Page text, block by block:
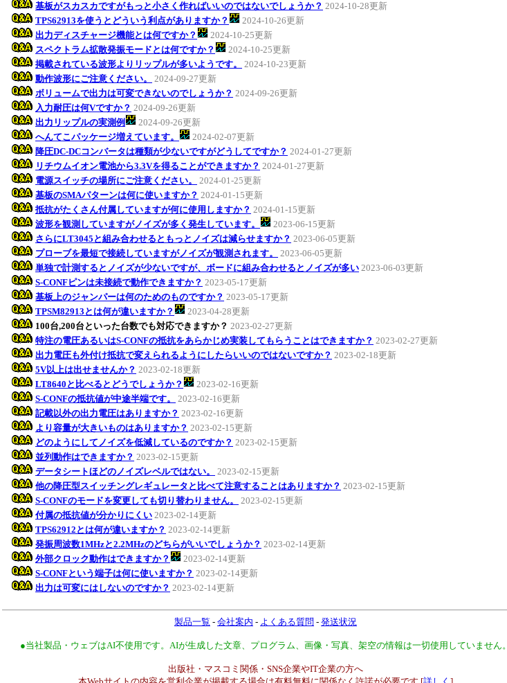
基板がスカスカですがもっと小さく作ればいいのではないでしょうか？ 2024-10-28更新
TPS62913を使うとどういう利点がありますか？
2024-10-26更新
出力ディスチャージ機能とは何ですか？
2024-10-25更新
スペクトラム拡散発振モードとは何ですか？
2024-10-25更新
掲載されている波形よりリップルが多いようです。
2024-10-23更新
動作波形にご注意ください。
2024-09-27更新
ボリュームで出力は可変できないのでしょうか？ 2024-09-26更新
入力耐圧は何Vですか？ 2024-09-26更新
出力リップルの実測例
2024-09-26更新
へんてこパッケージ増えています。
2024-02-07更新
降圧DC-DCコンバータは種類が少ないですがどうしてですか？ 2024-01-27更新
リチウムイオン電池から3.3Vを得ることができますか？ 2024-01-27更新
電源スイッチの場所にご注意ください。
2024-01-25更新
基板のSMAパターンは何に使いますか？ 2024-01-15更新
抵抗がたくさん付属していますが何に使用しますか？ 2024-01-15更新
波形を観測していますがノイズが多く発生しています。
2023-06-15更新
さらにLT3045と組み合わせるともっとノイズは減らせますか？ 2023-06-05更新
プローブを最短で接続していますがノイズが観測されます。
2023-06-05更新
単独で計測するとノイズが少ないですが、ボードに組み合わせるとノイズが多い 2023-06-03更新
S-CONFピンは未接続で動作できますか？ 2023-05-17更新
基板上のジャンパーは何のためのものですか？ 2023-05-17更新
TPSM82913とは何が違いますか？
2023-04-28更新
100台,200台といった台数でも対応できますか？ 2023-02-27更新
特注の電圧あるいはS-CONFの抵抗をあらかじめ実装してもらうことはできますか？ 2023-02-27更新
出力電圧も外付け抵抗で変えられるようにしたらいいのではないですか？ 2023-02-18更新
5V以上は出せませんか？ 2023-02-18更新
LT8640と比べるとどうでしょうか？
2023-02-16更新
S-CONFの抵抗値が中途半端です。
2023-02-16更新
記載以外の出力電圧はありますか？ 2023-02-16更新
より容量が大きいものはありますか？ 2023-02-15更新
どのようにしてノイズを低減しているのですか？ 2023-02-15更新
並列動作はできますか？ 2023-02-15更新
データシートほどのノイズレベルではない。
2023-02-15更新
他の降圧型スイッチングレギュレータと比べて注意することはありますか？ 2023-02-15更新
S-CONFのモードを変更しても切り替わりません。
2023-02-15更新
付属の抵抗値が分かりにくい 2023-02-14更新
TPS62912とは何が違いますか？ 2023-02-14更新
発振周波数1MHzと2.2MHzのどちらがいいでしょうか？ 2023-02-14更新
外部クロック動作はできますか？
2023-02-14更新
S-CONFという端子は何に使いますか？ 2023-02-14更新
出力は可変にはしないのですか？ 2023-02-14更新
製品一覧 - 会社案内 - よくある質問 - 発送状況
●当社製品・ウェブはAI不使用です。AIが生成した文章、プログラム、画像・写真、架空の情報は一切使用していません。
出版社・マスコミ関係・SNS企業やIT企業の方へ